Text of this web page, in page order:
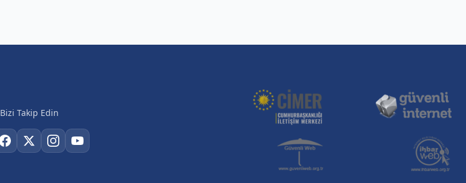
Bizi Takip Edin